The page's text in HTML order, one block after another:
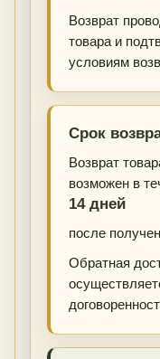
Возврат
товара и
условиям
Срок
Возврат
возможен в
14 дней
после
Обратная